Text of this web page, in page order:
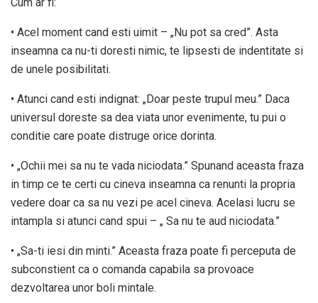
• Acel moment cand esti uimit – „Nu pot sa cred”. Asta
inseamna ca nu-ti doresti nimic, te lipsesti de indentitate si
de unele posibilitati.
• Atunci cand esti indignat: „Doar peste trupul meu.” Daca
universul doreste sa dea viata unor evenimente, tu pui o
conditie care poate distruge orice dorinta.
• „Ochii mei sa nu te vada niciodata.” Spunand aceasta fraza
in timp ce te certi cu cineva inseamna ca renunti la propria
vedere doar ca sa nu vezi pe acel cineva. Acelasi lucru se
intampla si atunci cand spui – „ Sa nu te aud niciodata.”
• „Sa-ti iesi din minti.” Aceasta fraza poate fi perceputa de
subconstient ca o comanda capabila sa provoace
dezvoltarea unor boli mintale.